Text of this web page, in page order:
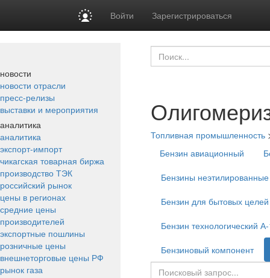
Войти Зарегистрироваться
новости
новости отрасли
пресс-релизы
выставки и мероприятия
аналитика
аналитика
экспорт-импорт
чикагская товарная биржа
производство ТЭК
российский рынок
цены в регионах
средние цены
производителей
экспортные пошлины
розничные цены
внешнеторговые цены РФ
рынок газа
Топливная промышленность
Бензин авиационный
Бензины неэтилированные
Бензин для бытовых целей
Бензин технологический
Бензиновый компонент